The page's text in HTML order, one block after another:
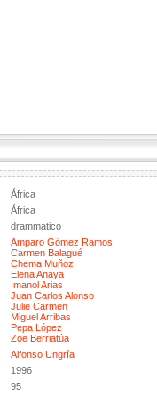
África
África
drammatico
Amparo Gómez Ramos
Carmen Balagué
Chema Muñoz
Elena Anaya
Imanol Arias
Juan Carlos Alonso
Julie Carmen
Miguel Arribas
Pepa López
Zoe Berriatúa
Alfonso Ungría
1996
95